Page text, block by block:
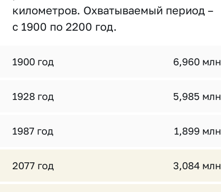
километров. Охватываемый период –
с 1900 по 2200 год.
1900 год 6,960
1928 год 5,985
1987 год 1,899
2077 год 3,084